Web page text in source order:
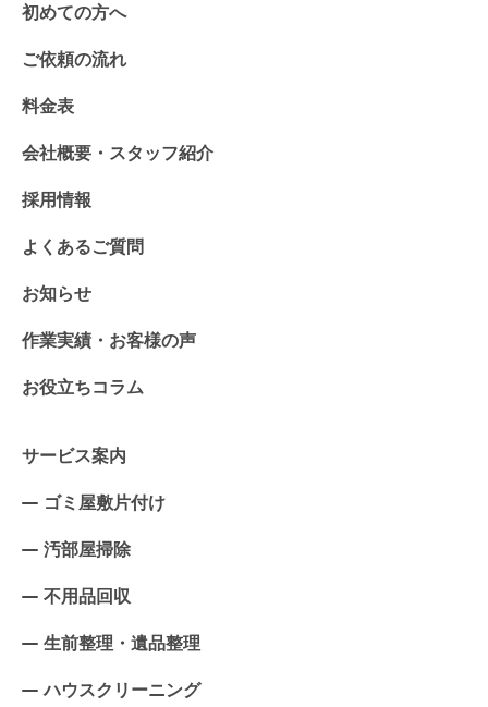
初めての方へ
ご依頼の流れ
料金表
会社概要・スタッフ紹介
採用情報
よくあるご質問
お知らせ
作業実績・お客様の声
お役立ちコラム
サービス案内
ゴミ屋敷片付け
汚部屋掃除
不用品回収
生前整理・遺品整理
ハウスクリーニング